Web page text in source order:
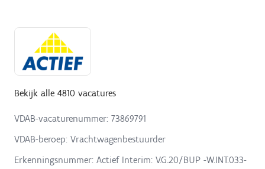
Bekijk alle 4810 vacatures
VDAB-vacaturenummer: 73869791
VDAB-beroep: Vrachtwagenbestuurder
Erkenningsnummer: Actief Interim: V.G.20/BUP -W.INT.033-